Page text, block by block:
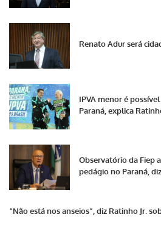
Renato Adur será
IPVA menor é
Paraná, explica
Observatório da Fiep
pedágio no Paraná,
“Não está nos anseios”, diz Ratinho Jr.